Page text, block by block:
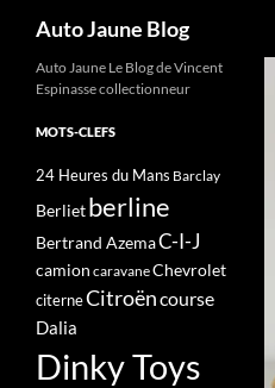
Auto Jaune Blog
Auto Jaune Le Blog de Vincent
Espinasse collectionneur
MOTS-CLEFS
24 Heures du Mans Barclay
Berlietberline
Bertrand AzemaC-I-J
camion caravaneChevrolet
citerneCitroëncourse
Dalia
Dinky Toys